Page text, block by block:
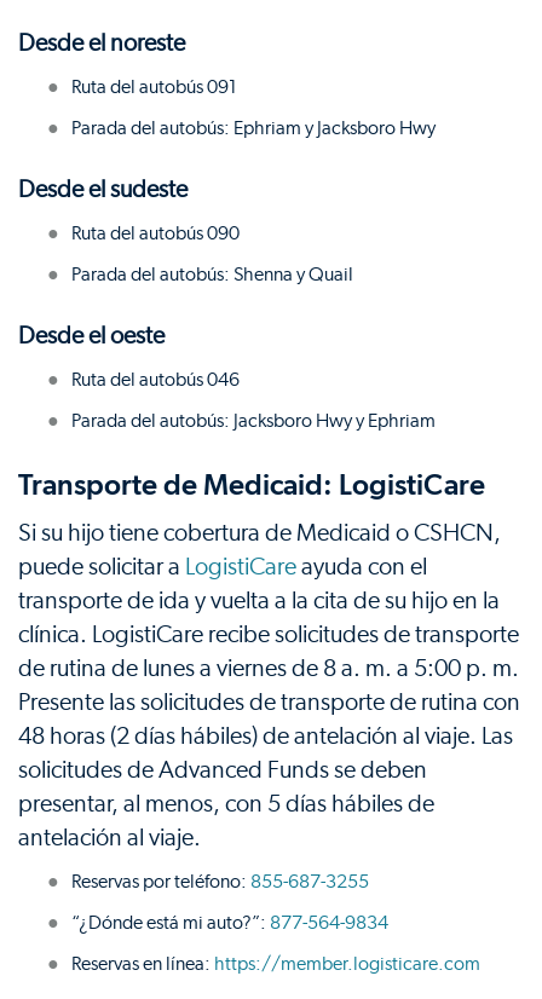
Desde el noreste
Ruta del autobús 091
Parada del autobús: Ephriam y Jacksboro Hwy
Desde el sudeste
Ruta del autobús 090
Parada del autobús: Shenna y Quail
Desde el oeste
Ruta del autobús 046
Parada del autobús: Jacksboro Hwy y Ephriam
Transporte de Medicaid: LogistiCare
Si su hijo tiene cobertura de Medicaid o CSHCN,
puede solicitar a LogistiCare ayuda con el
transporte de ida y vuelta a la cita de su hijo en la
clínica. LogistiCare recibe solicitudes de transporte
de rutina de lunes a viernes de 8 a. m. a 5:00 p. m.
Presente las solicitudes de transporte de rutina con
48 horas (2 días hábiles) de antelación al viaje. Las
solicitudes de Advanced Funds se deben
presentar, al menos, con 5 días hábiles de
antelación al viaje.
Reservas por teléfono: 855-687-3255
“¿Dónde está mi auto?”: 877-564-9834
Reservas en línea: https://member.logisticare.com